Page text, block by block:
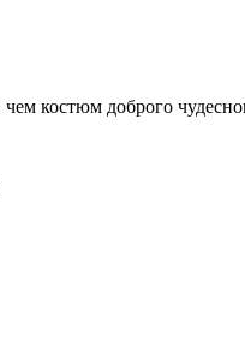
костюм доброго